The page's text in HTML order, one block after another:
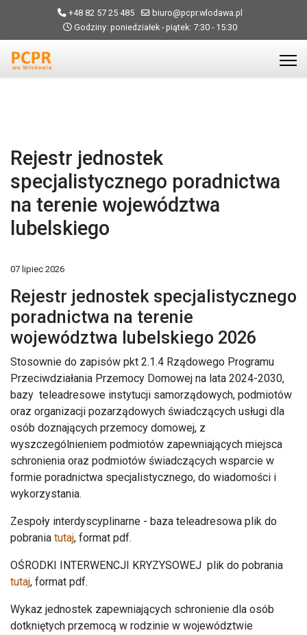
+48 82 57 25 485
biuro@pcpr.wlodawa.pl
Godziny: poniedziałek - piątek: 7:30 - 15:30
Rejestr jednostek
specjalistycznego poradnictwa
na terenie województwa
lubelskiego
07 lipiec 2026
Rejestr jednostek specjalistycznego
poradnictwa na terenie
województwa lubelskiego 2026
Stosownie do zapisów pkt 2.1.4 Rządowego Programu
Przeciwdziałania Przemocy Domowej na lata 2024-2030,
bazy teleadresowe instytucji samorządowych, podmiotów
oraz organizacji pozarządowych świadczących usługi dla
osób doznających przemocy domowej, z
wyszczególnieniem podmiotów zapewniających miejsca
schronienia oraz podmiotów świadczących wsparcie w
formie poradnictwa specjalistycznego, do wiadomości i
wykorzystania.
Zespoły interdyscyplinarne - baza teleadresowa plik do
pobrania tutaj, format pdf.
OŚRODKI INTERWENCJI KRYZYSOWEJ plik do pobrania
tutaj, format pdf.
Wykaz jednostek zapewniających schronienie dla osób
dotkniętych przemocą w rodzinie w województwie